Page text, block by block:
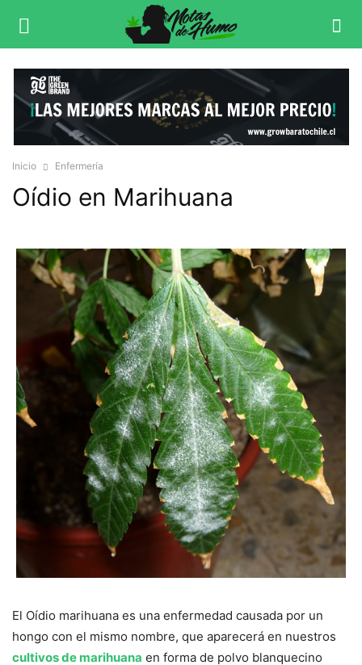
Inicio Enfermería
Oídio en Marihuana
El Oídio marihuana es una enfermedad causada por un
hongo con el mismo nombre, que aparecerá en nuestros
cultivos de marihuana en forma de polvo blanquecino